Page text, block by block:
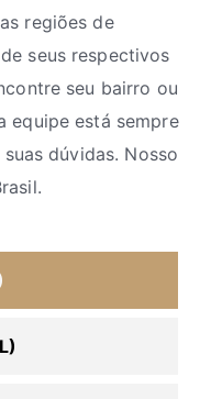
regiões de
seus respectivos
seu bairro ou
equipe está sempre
dúvidas. Nosso